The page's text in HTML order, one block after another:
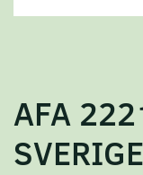
AFA
SVERIGE